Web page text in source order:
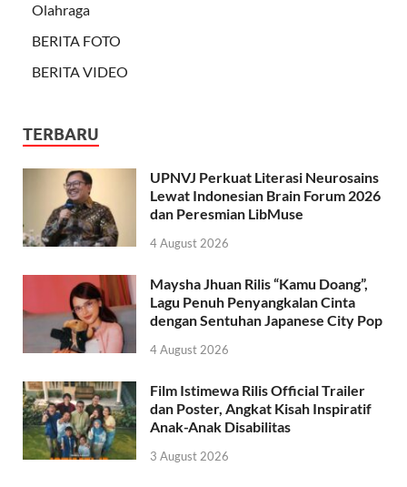
Olahraga
BERITA FOTO
BERITA VIDEO
TERBARU
UPNVJ Perkuat Literasi Neurosains
Lewat Indonesian Brain Forum 2026
dan Peresmian LibMuse
4 August 2026
Maysha Jhuan Rilis “Kamu Doang”,
Lagu Penuh Penyangkalan Cinta
dengan Sentuhan Japanese City Pop
4 August 2026
Film Istimewa Rilis Official Trailer
dan Poster, Angkat Kisah Inspiratif
Anak-Anak Disabilitas
3 August 2026